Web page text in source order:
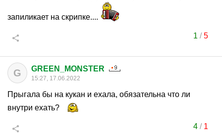
запиликает на скрипке....
1 /5
G GREEN_MONSTER
15:27, 17.06.2022
Прыгала бы на кукан и ехала, обязательна что ли
внутри ехать?
4/ 1